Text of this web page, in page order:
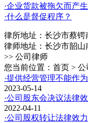
·企业货款被拖欠而产
·什么是督促程序？
律所地址：长沙市蔡锷
律师地址：长沙市韶山
>> 公司律师
您当前位置：首页 > 公
·提供经营管理不能作
2023-05-14
·公司股东会决议法律
2022-04-11
·公司股权转让法律效